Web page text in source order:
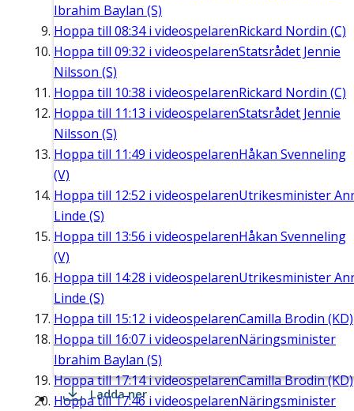
Ibrahim Baylan (S)
Hoppa till 08:34i videospelarenRickard Nordin (C)
Hoppa till 09:32 i videospelarenStatsrådet Jennie
Nilsson (S)
Hoppa till 10:38 i videospelarenRickard Nordin (C)
Hoppa till 11:13 i videospelarenStatsrådet Jennie
Nilsson (S)
Hoppa till 11:49 i videospelarenHåkan Svenneling
(V)
Hoppa till 12:52 i videospelarenUtrikesminister
Linde (S)
Hoppa till 13:56 i videospelarenHåkan Svenneling
(V)
Hoppa till 14:28 i videospelarenUtrikesminister
Linde (S)
Hoppa till 15:12 i videospelarenCamilla Brodin (KD)
Hoppa till 16:07 i videospelarenNäringsminister
Ibrahim Baylan (S)
Hoppa till17:14i videospelarenCamilla Brodin (KD)
Hoppa till17:46 i videospelarenNäringsminister
Ladda ner